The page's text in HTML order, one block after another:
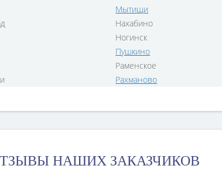
Мытищи
Нахабино
Ногинск
Пушкино
Раменское
Рахманово
НАШИХ ЗАКАЗЧИКОВ